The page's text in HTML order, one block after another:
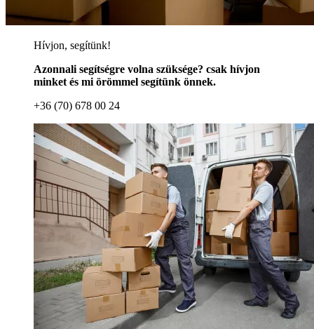
Hívjon, segítünk!
Azonnali segítségre volna szüksége? csak hívjon
minket és mi örömmel segítünk önnek.
+36 (70) 678 00 24